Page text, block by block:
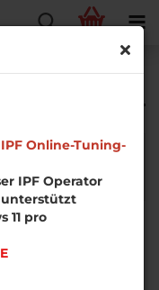
Online-Tuning-
IPF Operator
unterstützt
11 pro